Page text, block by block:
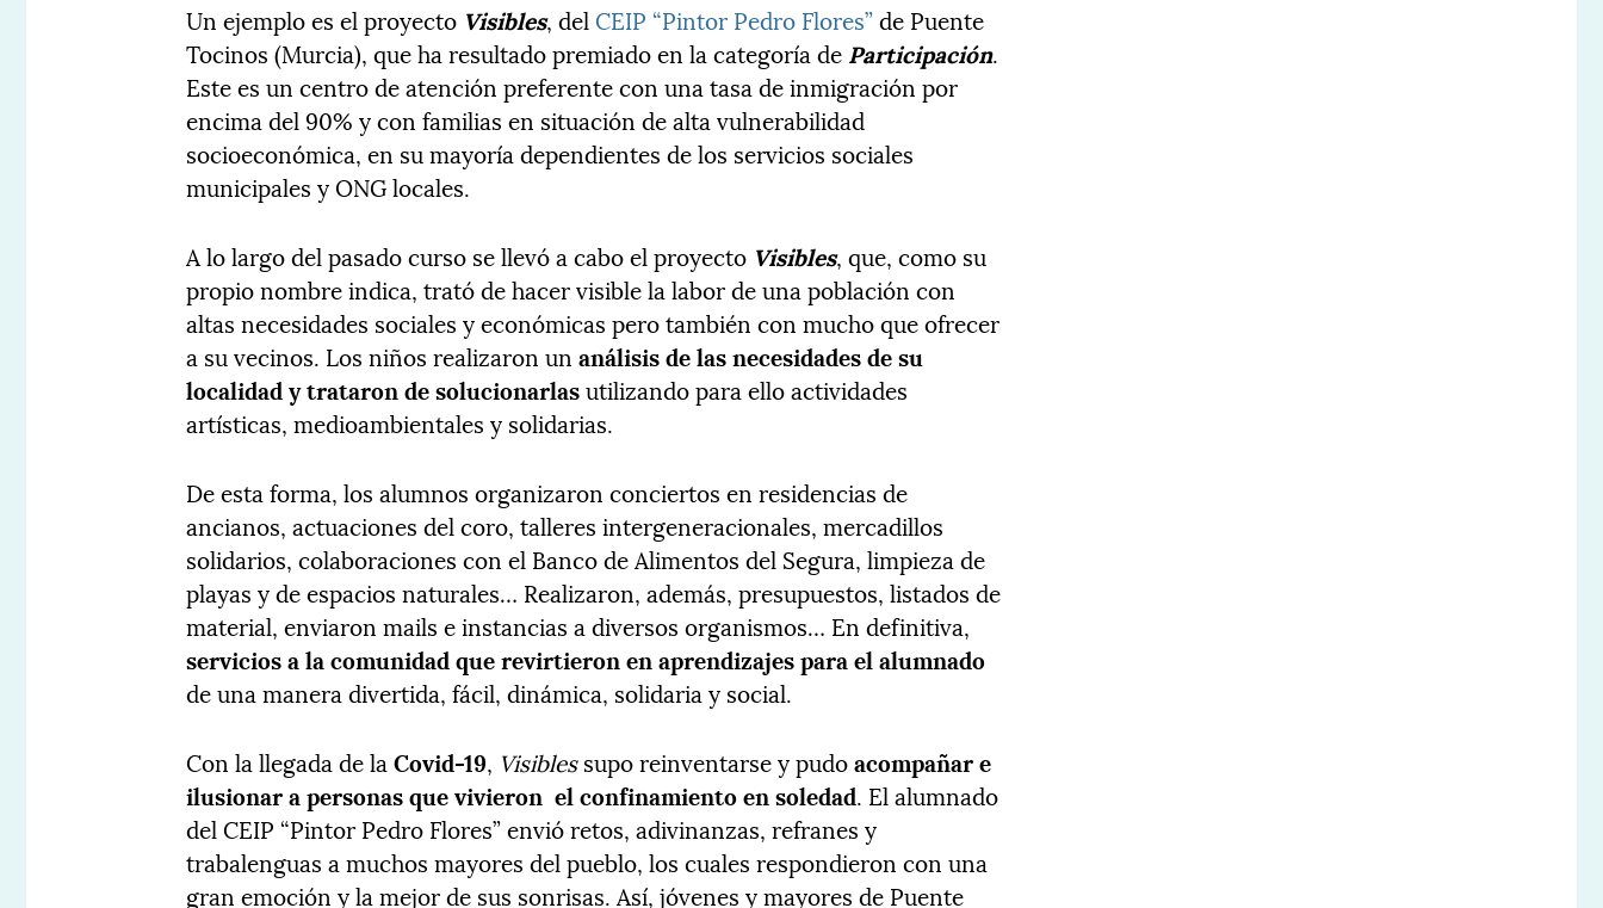
Un ejemplo es el proyecto Visibles, del CEIP “Pintor Pedro Flores”de Puente
Tocinos (Murcia), que ha resultado premiado en la categoría de Participación.
Este es un centro de atención preferente con una tasa de inmigración por
encima del 90% y con familias en situación de alta vulnerabilidad
socioeconómica, en su mayoría dependientes de los servicios sociales
municipales y ONG locales.
A lo largo del pasado curso se llevó a cabo el proyecto Visibles, que, como su
propio nombre indica, trató de hacer visible la labor de una población con
altas necesidades sociales y económicas pero también con mucho que ofrecer
a su vecinos. Los niños realizaron unanálisis de las necesidades de su
localidad y trataron de solucionarlasutilizando para ello actividades
artísticas, medioambientales y solidarias.
De esta forma, los alumnos organizaron conciertos en residencias de
ancianos, actuaciones del coro, talleres intergeneracionales, mercadillos
solidarios, colaboraciones con el Banco de Alimentos del Segura, limpieza de
playas y de espacios naturales… Realizaron, además, presupuestos, listados de
material, enviaron mails e instancias a diversos organismos… En definitiva,
servicios a la comunidad que revirtieron en aprendizajes para el alumnado
de una manera divertida, fácil, dinámica, solidaria y social.
Con la llegada de laCovid-19, Visiblessupo reinventarse y pudoacompañar e
ilusionar a personas que vivieron el confinamiento en soledad. El alumnado
del CEIP “Pintor Pedro Flores” envió retos, adivinanzas, refranes y
trabalenguas a muchos mayores del pueblo, los cuales respondieron con una
gran emoción y la mejor de sus sonrisas. Así, jóvenes y mayores de Puente